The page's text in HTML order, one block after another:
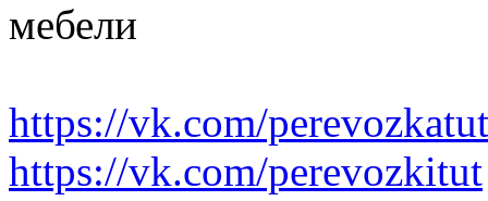
мебели
https://vk.com/perevozkatut
https://vk.com/perevozkitut